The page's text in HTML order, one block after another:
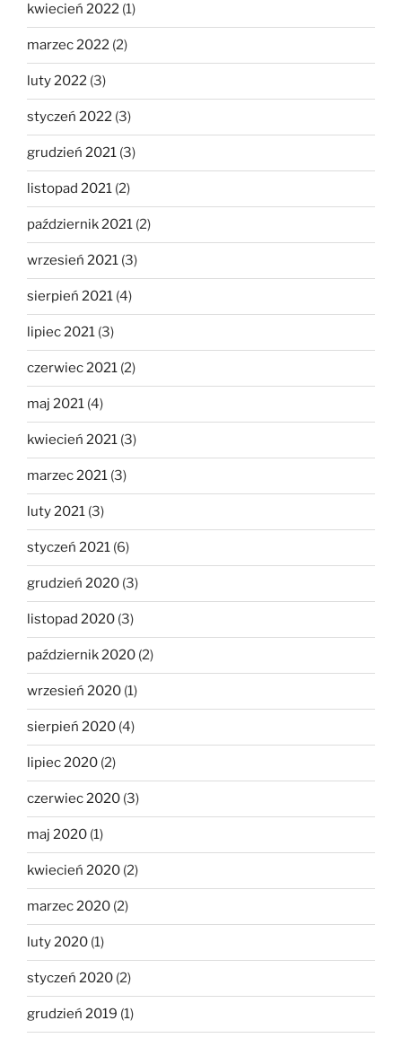
kwiecień 2022 (1)
marzec 2022 (2)
luty 2022 (3)
styczeń 2022 (3)
grudzień 2021 (3)
listopad 2021 (2)
październik 2021 (2)
wrzesień 2021 (3)
sierpień 2021 (4)
lipiec 2021 (3)
czerwiec 2021 (2)
maj 2021 (4)
kwiecień 2021 (3)
marzec 2021 (3)
luty 2021 (3)
styczeń 2021 (6)
grudzień 2020 (3)
listopad 2020 (3)
październik 2020 (2)
wrzesień 2020 (1)
sierpień 2020 (4)
lipiec 2020 (2)
czerwiec 2020 (3)
maj 2020 (1)
kwiecień 2020 (2)
marzec 2020 (2)
luty 2020 (1)
styczeń 2020 (2)
grudzień 2019 (1)